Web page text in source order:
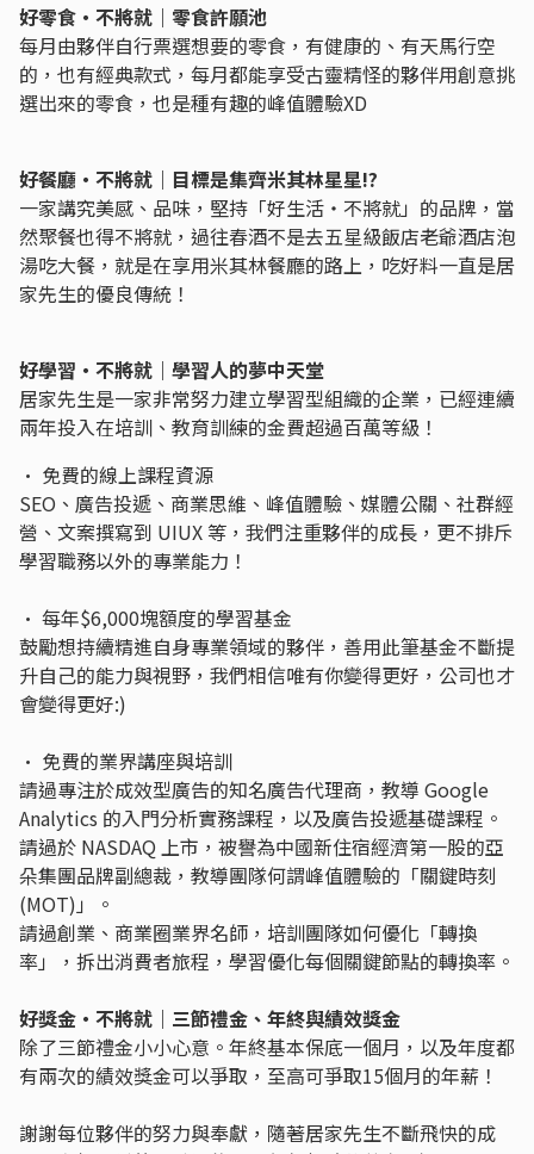
好零食・不將就｜零食許願池
每月由夥伴自行票選想要的零食，有健康的、有天馬行空
的，也有經典款式，每月都能享受古靈精怪的夥伴用創意挑
選出來的零食，也是種有趣的峰值體驗XD
好餐廳・不將就｜目標是集齊米其林星星!?
一家講究美感、品味，堅持「好生活・不將就」的品牌，當
然聚餐也得不將就，過往春酒不是去五星級飯店老爺酒店泡
湯吃大餐，就是在享用米其林餐廳的路上，吃好料一直是居
家先生的優良傳統！
好學習・不將就｜學習人的夢中天堂
居家先生是一家非常努力建立學習型組織的企業，已經連續
兩年投入在培訓、教育訓練的金費超過百萬等級！
• 免費的線上課程資源
SEO、廣告投遞、商業思維、峰值體驗、媒體公關、社群經
營、文案撰寫到 UIUX 等，我們注重夥伴的成長，更不排斥
學習職務以外的專業能力！
• 每年$6,000塊額度的學習基金
鼓勵想持續精進自身專業領域的夥伴，善用此筆基金不斷提
升自己的能力與視野，我們相信唯有你變得更好，公司也才
會變得更好:)
• 免費的業界講座與培訓
請過專注於成效型廣告的知名廣告代理商，教導 Google
Analytics 的入門分析實務課程，以及廣告投遞基礎課程。
請過於 NASDAQ 上市，被譽為中國新住宿經濟第一股的亞
朵集團品牌副總裁，教導團隊何謂峰值體驗的「關鍵時刻
(MOT)」。
請過創業、商業圈業界名師，培訓團隊如何優化「轉換
率」，拆出消費者旅程，學習優化每個關鍵節點的轉換率。
好獎金・不將就｜三節禮金、年終與績效獎金
除了三節禮金小小心意。年終基本保底一個月，以及年度都
有兩次的績效獎金可以爭取，至高可爭取15個月的年薪！
謝謝每位夥伴的努力與奉獻，隨著居家先生不斷飛快的成